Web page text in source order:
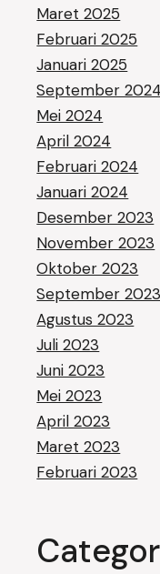
Maret 2025
Februari 2025
Januari 2025
September 2024
Mei 2024
April 2024
Februari 2024
Januari 2024
Desember 2023
November 2023
Oktober 2023
September 2023
Agustus 2023
Juli 2023
Juni 2023
Mei 2023
April 2023
Maret 2023
Februari 2023